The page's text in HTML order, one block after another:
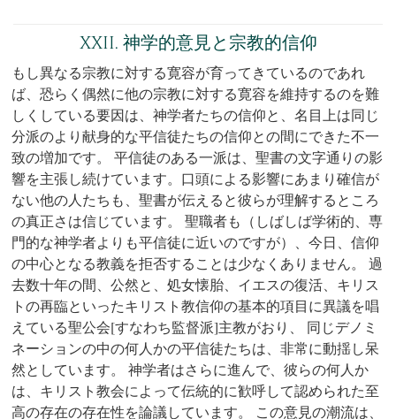
XXII. 神学的意見と宗教的信仰
もし異なる宗教に対する寛容が育ってきているのであれ
ば、恐らく偶然に他の宗教に対する寛容を維持するのを難
しくしている要因は、神学者たちの信仰と、名目上は同じ
分派のより献身的な平信徒たちの信仰との間にできた不一
致の増加です。 平信徒のある一派は、聖書の文字通りの影
響を主張し続けています。口頭による影響にあまり確信が
ない他の人たちも、聖書が伝えると彼らが理解するところ
の真正さは信じています。 聖職者も（しばしば学術的、専
門的な神学者よりも平信徒に近いのですが）、今日、信仰
の中心となる教義を拒否することは少なくありません。 過
去数十年の間、公然と、処女懐胎、イエスの復活、キリス
トの再臨といったキリスト教信仰の基本的項目に異議を唱
えている聖公会[すなわち監督派]主教がおり、 同じデノミ
ネーションの中の何人かの平信徒たちは、非常に動揺し呆
然としています。 神学者はさらに進んで、彼らの何人か
は、キリスト教会によって伝統的に歓呼して認められた至
高の存在の存在性を論議しています。 この意見の潮流は、